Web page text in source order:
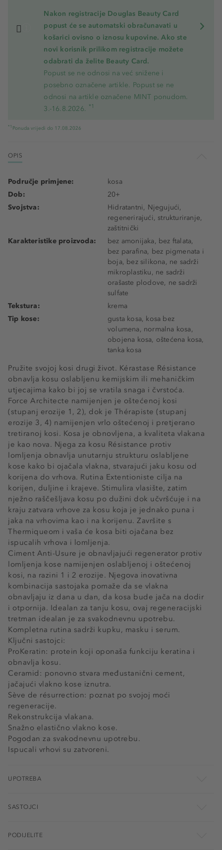
Nakon registracije Douglas Beauty Card
popust će se automatski obračunavati u
košarici ovisno o iznosu kupovine. Ako ste
novi korisnik prilikom registracije možete
odabrati da želite Beauty Card.
Popust se ne odnosi na već snižene i
posebno označene artikle. Popust se ne
odnosi na artikle označene MINT ponudom.
3.-16.8.2026. *1
*1 Ponuda vrijedi do 17.08.2026
OPIS
Pružite svojoj kosi drugi život. Kérastase Résistance
obnavlja kosu oslabljenu kemijskim ili mehaničkim
utjecajima kako bi joj se vratila snaga i čvrstoća.
Force Architecte namijenjen je oštećenoj kosi
(stupanj erozije 1, 2), dok je Thérapiste (stupanj
erozije 3, 4) namijenjen vrlo oštećenoj i pretjerano
tretiranoj kosi. Kosa je obnovljena, a kvaliteta vlakana
je kao nova. Njega za kosu Résistance protiv
lomljenja obnavlja unutarnju strukturu oslabljene
kose kako bi ojačala vlakna, stvarajući jaku kosu od
korijena do vrhova. Rutina Extentioniste cilja na
korijen, duljine i krajeve. Stimulira vlasište, zatim
nježno raščešljava kosu po dužini dok učvršćuje i na
kraju zatvara vrhove za kosu koja je jednako puna i
jaka na vrhovima kao i na korijenu. Završite s
Thermiqueom i vaša će kosa biti ojačana bez
ispucalih vrhova i lomljenja.
Ciment Anti-Usure je obnavljajući regenerator protiv
lomljenja kose namijenjen oslabljenoj i oštećenoj
kosi, na razini 1 i 2 erozije. Njegova inovativna
kombinacija sastojaka pomaže da se vlakna
obnavljaju iz dana u dan, da kosa bude jača na dodir
i otpornija. Idealan za tanju kosu, ovaj regeneracijski
tretman idealan je za svakodnevnu upotrebu.
Kompletna rutina sadrži kupku, masku i serum.
Ključni sastojci:
ProKeratin: protein koji oponaša funkciju keratina i
obnavlja kosu.
Ceramid: ponovno stvara međustanični cement,
jačajući vlakno kose iznutra.
Sève de résurrection: poznat po svojoj moći
regeneracije.
Rekonstrukcija vlakana.
Snažno elastično vlakno kose.
Pogodan za svakodnevnu upotrebu.
Ispucali vrhovi su zatvoreni.
Područje primjene:
kosa
Dob:
20+
Svojstva:
Hidratantni, Njegujući,
regenerirajući, strukturiranje,
zaštitnički
Karakteristike proizvoda:
bez amonijaka, bez ftalata,
bez parafina, bez pigmenata i
boja, bez silikona, ne sadrži
mikroplastiku, ne sadrži
orašaste plodove, ne sadrži
sulfate
Tekstura:
krema
Tip kose:
gusta kosa, kosa bez
volumena, normalna kosa,
obojena kosa, oštećena kosa,
tanka kosa
UPOTREBA
SASTOJCI
PODIJELITE